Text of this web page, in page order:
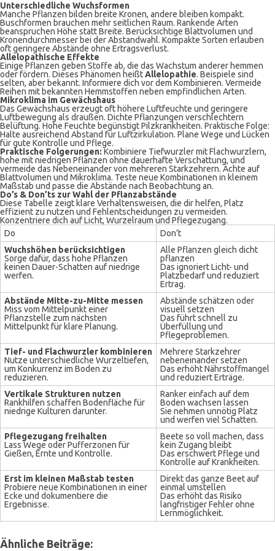
Unterschiedliche Wuchsformen
Manche Pflanzen bilden breite Kronen, andere bleiben kompakt.
Buschformen brauchen mehr seitlichen Raum. Rankende Arten
beanspruchen Höhe statt Breite. Berücksichtige Blattvolumen und
Kronendurchmesser bei der Abstandwahl. Kompakte Sorten erlauben
oft geringere Abstände ohne Ertragsverlust.
Allelopathische Effekte
Einige Pflanzen geben Stoffe ab, die das Wachstum anderer hemmen
oder fördern. Dieses Phänomen heißtAllelopathie. Beispiele sind
selten, aber bekannt. Informiere dich vor dem Kombinieren. Vermeide
Reihen mit bekannten Hemmstoffen neben empfindlichen Arten.
Mikroklima im Gewächshaus
Das Gewächshaus erzeugt oft höhere Luftfeuchte und geringere
Luftbewegung als draußen. Dichte Pflanzungen verschlechtern
Belüftung. Hohe Feuchte begünstigt Pilzkrankheiten. Praktische Folge:
Halte ausreichend Abstand für Luftzirkulation. Plane Wege und Lücken
für gute Kontrolle und Pflege.
Praktische Folgerungen: Kombiniere Tiefwurzler mit Flachwurzlern,
hohe mit niedrigen Pflanzen ohne dauerhafte Verschattung, und
vermeide das Nebeneinander von mehreren Starkzehrern. Achte auf
Blattvolumen und Mikroklima. Teste neue Kombinationen in kleinem
Maßstab und passe die Abstände nach Beobachtung an.
Do’s & Don’ts zur Wahl der Pflanzabstände
Diese Tabelle zeigt klare Verhaltensweisen, die dir helfen, Platz
effizient zu nutzen und Fehlentscheidungen zu vermeiden.
Konzentriere dich auf Licht, Wurzelraum und Pflegezugang.
Do
Don’t
Wuchshöhen berücksichtigen
Sorge dafür, dass hohe Pflanzen
keinen Dauer-Schatten auf niedrige
werfen.
Alle Pflanzen gleich dicht
pflanzen
Das ignoriert Licht- und
Platzbedarf und reduziert
Ertrag.
Abstände Mitte-zu-Mitte messen
Miss vom Mittelpunkt einer
Pflanzstelle zum nächsten
Mittelpunkt für klare Planung.
Abstände schätzen oder
visuell setzen
Das führt schnell zu
Überfüllung und
Pflegeproblemen.
Tief- und Flachwurzler kombinieren
Nutze unterschiedliche Wurzeltiefen,
um Konkurrenz im Boden zu
reduzieren.
Mehrere Starkzehrer
nebeneinander setzen
Das erhöht Nährstoffmangel
und reduziert Erträge.
Vertikale Strukturen nutzen
Rankhilfen schaffen Bodenfläche für
niedrige Kulturen darunter.
Ranker einfach auf dem
Boden wachsen lassen
Sie nehmen unnötig Platz
und werfen viel Schatten.
Pflegezugang freihalten
Lass Wege oder Pufferzonen für
Gießen, Ernte und Kontrolle.
Beete so voll machen, dass
kein Zugang bleibt
Das erschwert Pflege und
Kontrolle auf Krankheiten.
Erst im kleinen Maßstab testen
Probiere neue Kombinationen in einer
Ecke und dokumentiere die
Ergebnisse.
Direkt das ganze Beet auf
einmal umstellen
Das erhöht das Risiko
langfristiger Fehler ohne
Lernmöglichkeit.
Ähnliche Beiträge: